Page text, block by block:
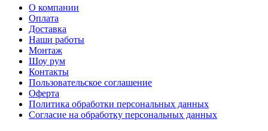
О компании
Оплата
Доставка
Наши работы
Монтаж
Шоу рум
Контакты
Пользовательское соглашение
Оферта
Политика обработки персональных данных
Согласие на обработку персональных данных